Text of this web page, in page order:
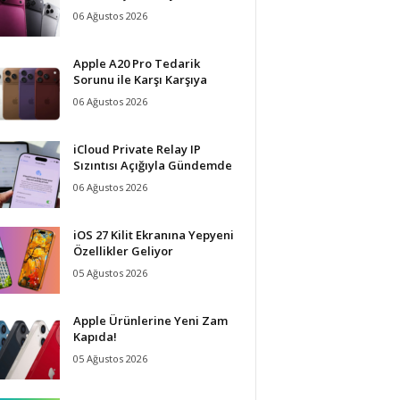
06 Ağustos 2026
Apple A20 Pro Tedarik
Sorunu ile Karşı Karşıya
06 Ağustos 2026
iCloud Private Relay IP
Sızıntısı Açığıyla Gündemde
06 Ağustos 2026
iOS 27 Kilit Ekranına Yepyeni
Özellikler Geliyor
05 Ağustos 2026
Apple Ürünlerine Yeni Zam
Kapıda!
05 Ağustos 2026